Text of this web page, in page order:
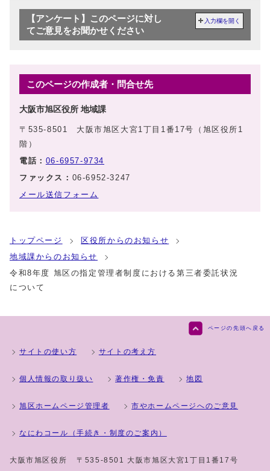
【アンケート】このページに対し
てご意見をお聞かせください
入力欄を開く
このページの作成者・問合せ先
大阪市旭区役所 地域課
〒535-8501 大阪市旭区大宮1丁目1番17号（旭区役所1
階）
電話： 06-6957-9734
ファックス： 06-6952-3247
メール送信フォーム
トップページ
区役所からのお知らせ
地域課からのお知らせ
令和8年度 旭区の指定管理者制度における第三者委託状況
について
ページの先頭へ戻る
サイトの使い方 サイトの考え方
個人情報の取り扱い 著作権・免責 地図
旭区ホームページ管理者 市やホームページへのご意見
なにわコール（手続き・制度のご案内）
大阪市旭区役所 〒535-8501 大阪市旭区大宮1丁目1番17号